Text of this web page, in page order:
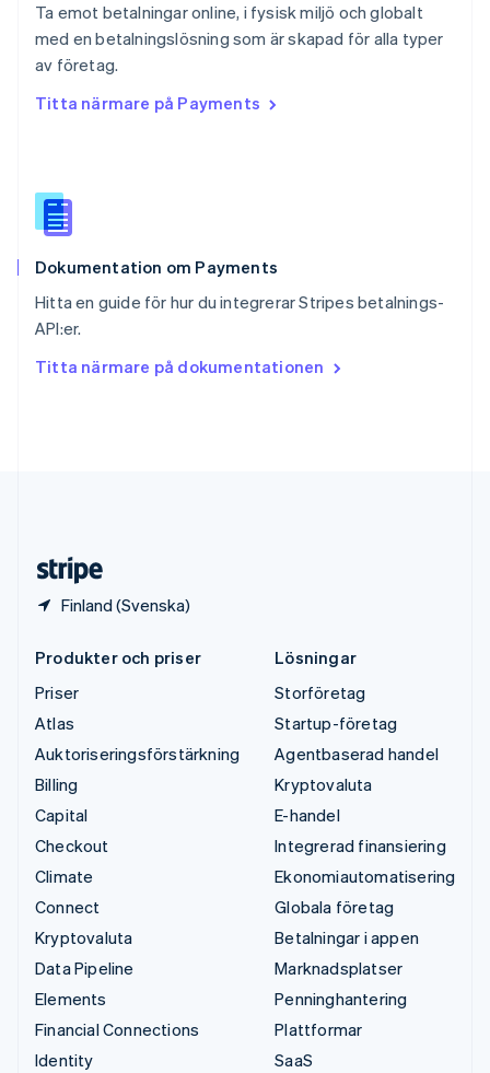
Ta emot betalningar online, i fysisk miljö och globalt
med en betalningslösning som är skapad för alla typer
av företag.
Titta närmare på Payments
Dokumentation om Payments
Hitta en guide för hur du integrerar Stripes betalnings-
API:er.
Titta närmare på dokumentationen
Finland (Svenska)
DeutschFrançaisItalianoEnglish
Singapore
English简体中文
English
Español
Storbritannien
Sverige
Thailand
ไทย
English
Produkter och priser
Priser
Atlas
Auktoriseringsförstärkning
Billing
Capital
Checkout
Climate
Connect
Kryptovaluta
Data Pipeline
Elements
Financial Connections
Identity
Lösningar
Storföretag
Startup-företag
Agentbaserad handel
Kryptovaluta
E-handel
Integrerad finansiering
Ekonomiautomatisering
Globala företag
Betalningar i appen
Marknadsplatser
Penninghantering
Plattformar
SaaS